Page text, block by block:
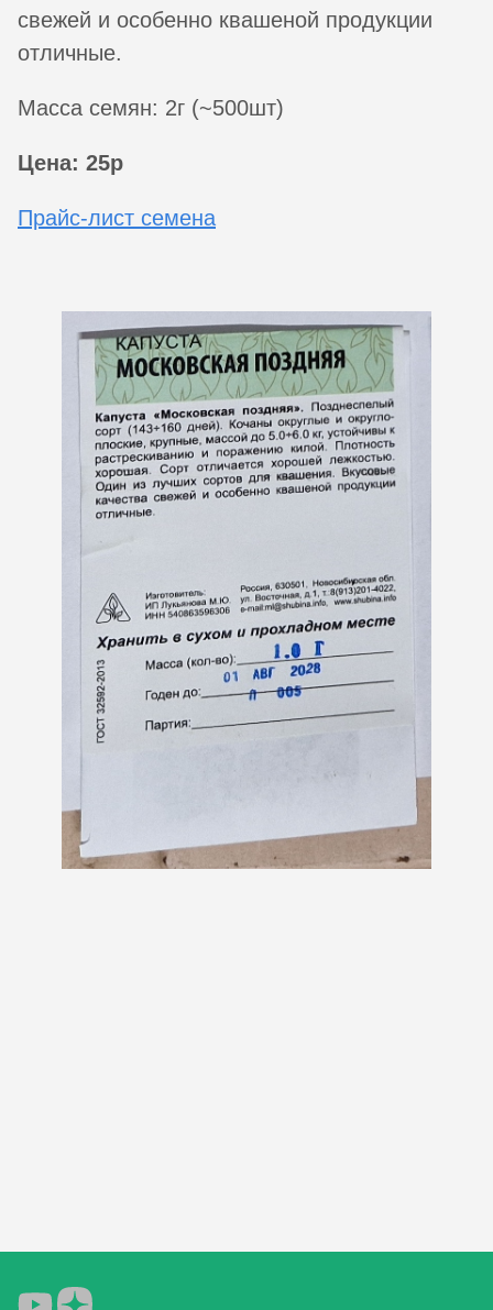
свежей и особенно квашеной продукции
отличные.
Масса семян: 2г (~500шт)
Цена: 25р
Прайс-лист семена